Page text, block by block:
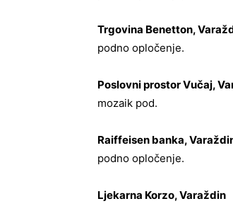
Trgovina Benetton,
podno opločenje.
Poslovni prostor Vučaj,
mozaik pod.
Raiffeisen banka,
podno opločenje.
Ljekarna Korzo, Varaždin